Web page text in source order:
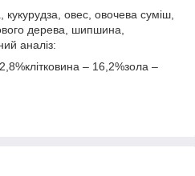
овес, овочева суміш,
дерева, шипшина,
аналіз:
– 16,2%зола –